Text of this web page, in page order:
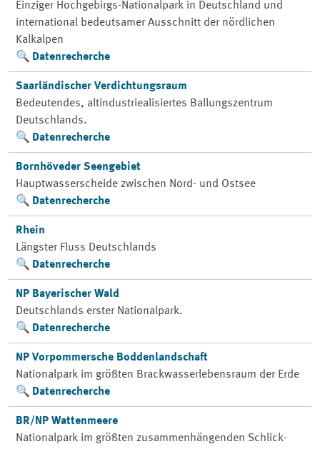
Einziger Hochgebirgs-Nationalpark in Deutschland und
international bedeutsamer Ausschnitt der nördlichen
Kalkalpen
Datenrecherche
Saarländischer Verdichtungsraum
Bedeutendes, altindustriealisiertes Ballungszentrum
Deutschlands.
Datenrecherche
Bornhöveder Seengebiet
Hauptwasserscheide zwischen Nord- und Ostsee
Datenrecherche
Rhein
Längster Fluss Deutschlands
Datenrecherche
NP Bayerischer Wald
Deutschlands erster Nationalpark.
Datenrecherche
NP Vorpommersche Boddenlandschaft
Nationalpark im größten Brackwasserlebensraum der Erde
Datenrecherche
BR/NP Wattenmeere
Nationalpark im größten zusammenhängenden Schlick-